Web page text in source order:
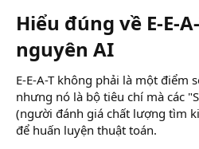
Hiểu đúng về E-E-
nguyên AI​
E-E-A-T không phải là một điểm
nhưng nó là bộ tiêu chí mà các
(người đánh giá chất lượng tìm
để huấn luyện thuật toán.